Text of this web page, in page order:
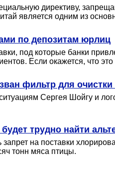
директиву,
является одним из
по депозитам юрлиц
под которые банки
Если окажется, что
фильтр для
Сергея Шойгу и
трудно найти
запрет на поставки
тонн мяса птицы.